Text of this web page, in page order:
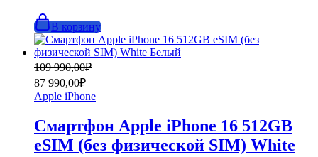
В корзину
109 990,00₽
Первоначальная
цена
составляла
109
990,00₽.
87 990,00₽
Текущая
цена:
87
990,00₽.
Apple iPhone
Смартфон Apple iPhone 16 512GB
eSIM (без физической SIM) White